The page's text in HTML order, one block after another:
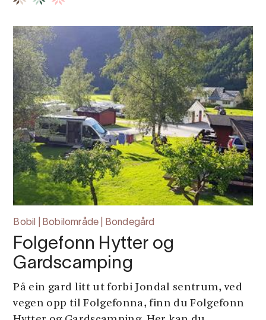
Bobil | Bobilområde | Bondegård
Folgefonn Hytter og
Gardscamping
På ein gard litt ut forbi Jondal sentrum, ved
vegen opp til Folgefonna, finn du Folgefonn